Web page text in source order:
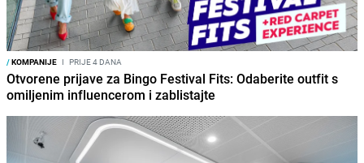
/KOMPANIJE I PRIJE 4 DANA
Otvorene prijave za Bingo Festival Fits: Odaberite outfit s
omiljenim influencerom i zablistajte